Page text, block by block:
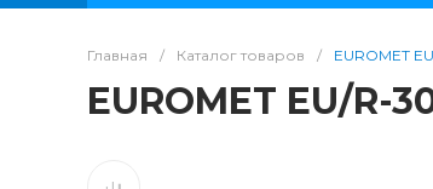
Главная / Каталог товаров / EUROMET
EUROMET EU/R-